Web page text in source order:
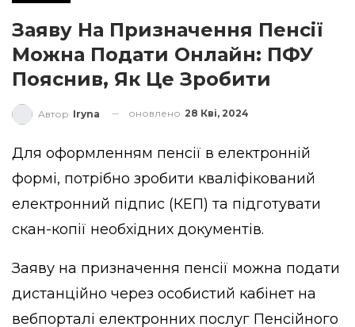
Заяву На Призначення Пенсії
Можна Подати Онлайн: ПФУ
Пояснив, Як Це Зробити
Автор Iryna оновлено 28 Кві, 2024
Для оформленням пенсії в електронній
формі, потрібно зробити кваліфікований
електронний підпис (КЕП) та підготувати
скан-копії необхідних документів.
Заяву на призначення пенсії можна подати
дистанційно через особистий кабінет на
вебпорталі електронних послуг Пенсійного